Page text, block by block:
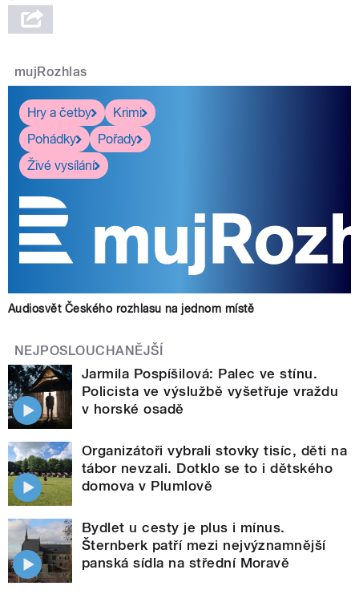
mujRozhlas
Hry a četby
Krimi
Pohádky
Pořady
Živé vysílání
Audiosvět Českého rozhlasu na jednom místě
NEJPOSLOUCHANĚJŠÍ
Jarmila Pospíšilová: Palec ve stínu.
Policista ve výslužbě vyšetřuje vraždu
v horské osadě
Organizátoři vybrali stovky tisíc, děti na
tábor nevzali. Dotklo se to i dětského
domova v Plumlově
Bydlet u cesty je plus i mínus.
Šternberk patří mezi nejvýznamnější
panská sídla na střední Moravě